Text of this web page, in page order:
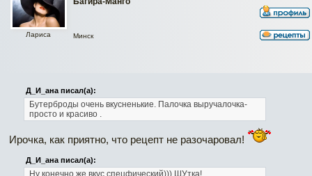
Лариса Минск
Д_И_ана писал(а):
Бутерброды очень вкусненькие. Палочка выручалочка-
просто и красиво .
Ирочка, как приятно, что рецепт не разочаровал!
Д_И_ана писал(а):
Ну конечно же вкус спецфический))) ШУтка!